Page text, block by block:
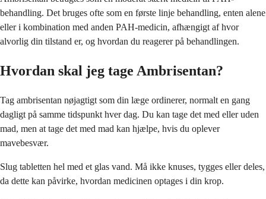
behandling. Det bruges ofte som en første linje behandling, enten alene
eller i kombination med anden PAH-medicin, afhængigt af hvor
alvorlig din tilstand er, og hvordan du reagerer på behandlingen.
Hvordan skal jeg tage Ambrisentan?
Tag ambrisentan nøjagtigt som din læge ordinerer, normalt en gang
dagligt på samme tidspunkt hver dag. Du kan tage det med eller uden
mad, men at tage det med mad kan hjælpe, hvis du oplever
mavebesvær.
Slug tabletten hel med et glas vand. Må ikke knuses, tygges eller deles,
da dette kan påvirke, hvordan medicinen optages i din krop.